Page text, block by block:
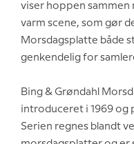
viser hoppen sammen
varm scene, som gør
Morsdagsplatte både
genkendelig for
Bing & Grøndahl
introduceret i 1969 og
Serien regnes blandt